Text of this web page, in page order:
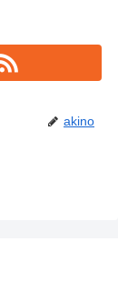
akino